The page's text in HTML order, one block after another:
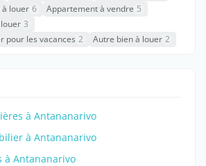
à louer 6 Appartement à vendre 5
3
pour les vacances 2 Autre bien à louer 2
à Antananarivo
à Antananarivo
à Antananarivo